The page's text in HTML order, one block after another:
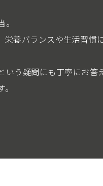
栄養バランスや生活習慣
いう疑問にも丁寧にお